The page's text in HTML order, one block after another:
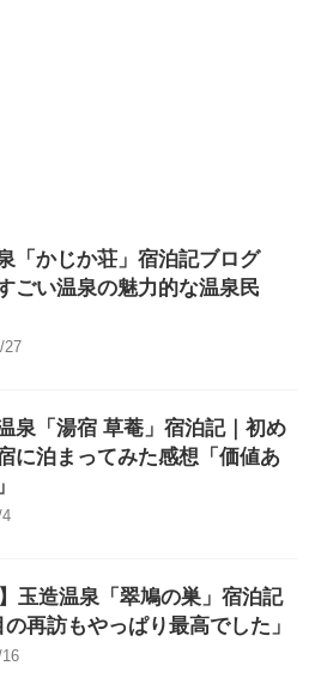
「かじか荘」宿泊記ブログ
ごい温泉の魅力的な温泉民
27
泉「湯宿 草菴」宿泊記｜初め
に泊まってみた感想「価値あ
4
】玉造温泉「翠鳩の巣」宿泊記
の再訪もやっぱり最高でした」